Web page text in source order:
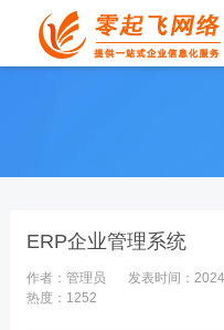
ERP企业管理系统
作者：管理员 发表时间：
热度：1252